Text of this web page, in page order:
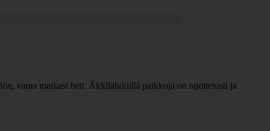
varaa matkasi heti. Äkkilähdöillä paikkoja on rajoitetusti ja